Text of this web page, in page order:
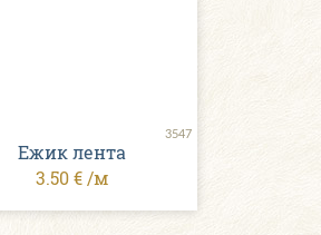
3547
Ежик лента
3.50 € /м